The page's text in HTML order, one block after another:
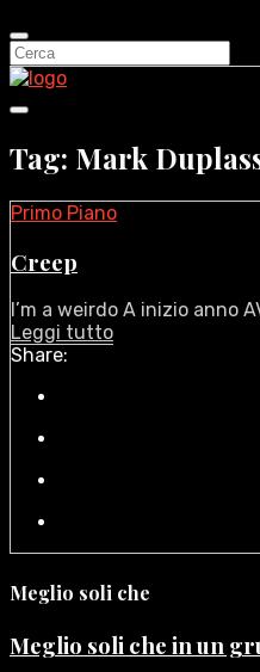
Tag: Mark
Primo Piano
Creep
I’m a weirdo A inizio anno
Leggi tutto
Share:
Meglio soli che
Meglio soli che in un